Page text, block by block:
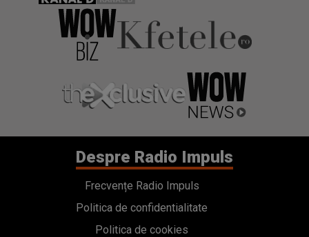
Despre Radio Impuls
Frecvențe Radio Impuls
Politica de confidentialitate
Politica de cookies
Contact
Termeni si conditii
Cod deontologic
Regulamente